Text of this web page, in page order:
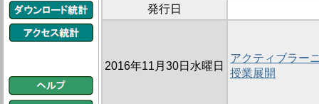
発行日
2016年11月30日水曜日
アクティブラー
授業展開